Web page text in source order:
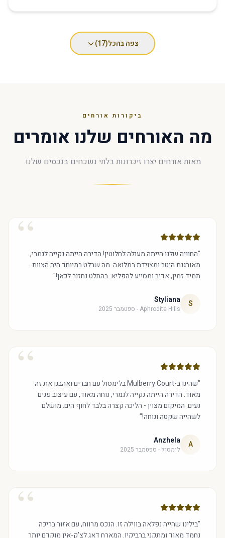
צפה בהכל(17)
ביקורות אורחים
מה האורחים שלנו אומרים
מאות אורחים יצרו זיכרונות בלתי נשכחים בנכסים שלנו.
“"החוויה שלנו הייתה מעולה לחלוטין! הדירה הייתה נקייה לגמרי,
מאורגנת היטב ומצוידת במלואה. מה שבלט במיוחד היה הצוות -
תמיד זמין, אדיב ומסייע להפליא. בהחלט נחזור לכאן!"
S
Styliana
Aphrodite Hills - ספטמבר 2025
“"שהינו ב-Mulberry Court בלימסול עם חברים ואהבנו את זה
מאוד. הדירה הייתה נקייה לגמרי, נוחה מאוד, עם עיצוב פנים
נעים. המיקום מצוין - הליכה קצרה בלבד לחוף הים. מושלם
לשהייה שקטה ונוחה!"
A
Anzhela
לימסול - ספטמבר 2025
“ "בילינו שהייה נפלאה בווילה זו. הנכס מרווח, עם אזור בריכה
נחמד מאוד ומתקני ברביקיו. המארח דאג לצ'ק-אין מוקדם יותר